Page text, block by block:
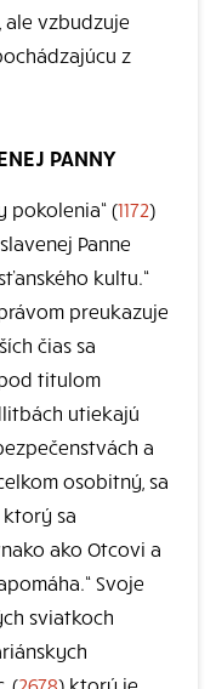
ale vzbudzuje
z
PANNY
pokolenia“ (1172)
Panne
kultu.“
preukazuje
čias sa
titulom
utiekajú
a
osobitný, sa
sa
ako Otcovi a
Svoje
sviatkoch
(2678) ktorý je